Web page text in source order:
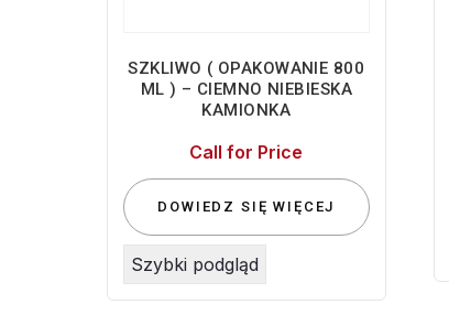
SZKLIWO ( OPAKOWANIE 800
ML ) – CIEMNO NIEBIESKA
KAMIONKA
Call for Price
DOWIEDZ SIĘ WIĘCEJ
Szybki podgląd